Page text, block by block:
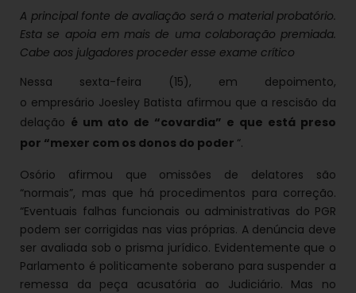
A principal fonte de avaliação será o material probatório.
Esta se apoia em mais de uma colaboração premiada.
Cabe aos julgadores proceder esse exame crítico
Nessa sexta-feira (15), em depoimento,
o empresário Joesley Batista afirmou que a rescisão da
delação é um ato de “covardia” e que está preso
por “mexer com os donos do poder “.
Osório afirmou que omissões de delatores são
“normais”, mas que há procedimentos para correção.
“Eventuais falhas funcionais ou administrativas do PGR
podem ser corrigidas nas vias próprias. A denúncia deve
ser avaliada sob o prisma jurídico. Evidentemente que o
Parlamento é politicamente soberano para suspender a
remessa da peça acusatória ao Judiciário. Mas no